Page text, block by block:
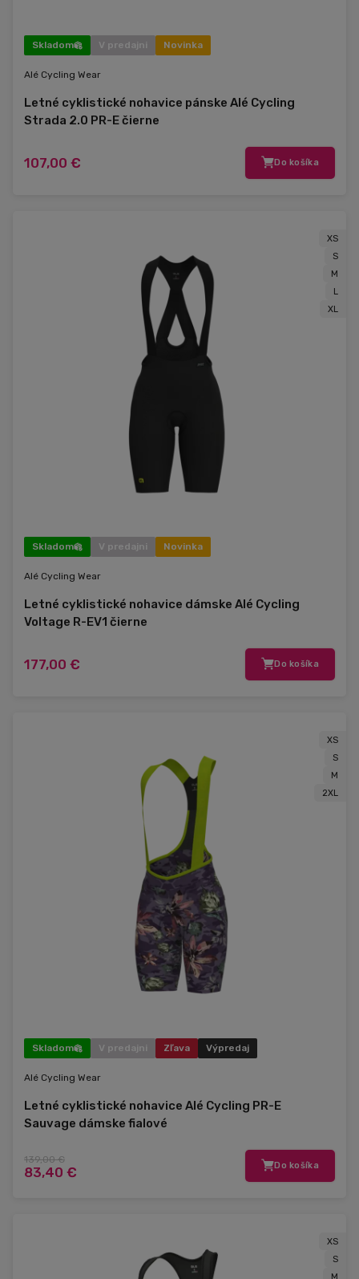
Skladom V predajni Novinka
Alé Cycling Wear
Letné cyklistické nohavice pánske Alé Cycling
Strada 2.0 PR-E čierne
107,00 € Do košíka
XS
S
M
L
XL
Skladom V predajni Novinka
Alé Cycling Wear
Letné cyklistické nohavice dámske Alé Cycling
Voltage R-EV1 čierne
177,00 € Do košíka
XS
S
M
2XL
Skladom V predajni Zľava Výpredaj
Alé Cycling Wear
Letné cyklistické nohavice Alé Cycling PR-E
Sauvage dámske fialové
139,00 €
83,40 € Do košíka
XS
S